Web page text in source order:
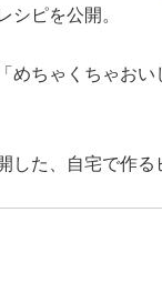
シピを公開。
めちゃくちゃお
した、自宅で作る